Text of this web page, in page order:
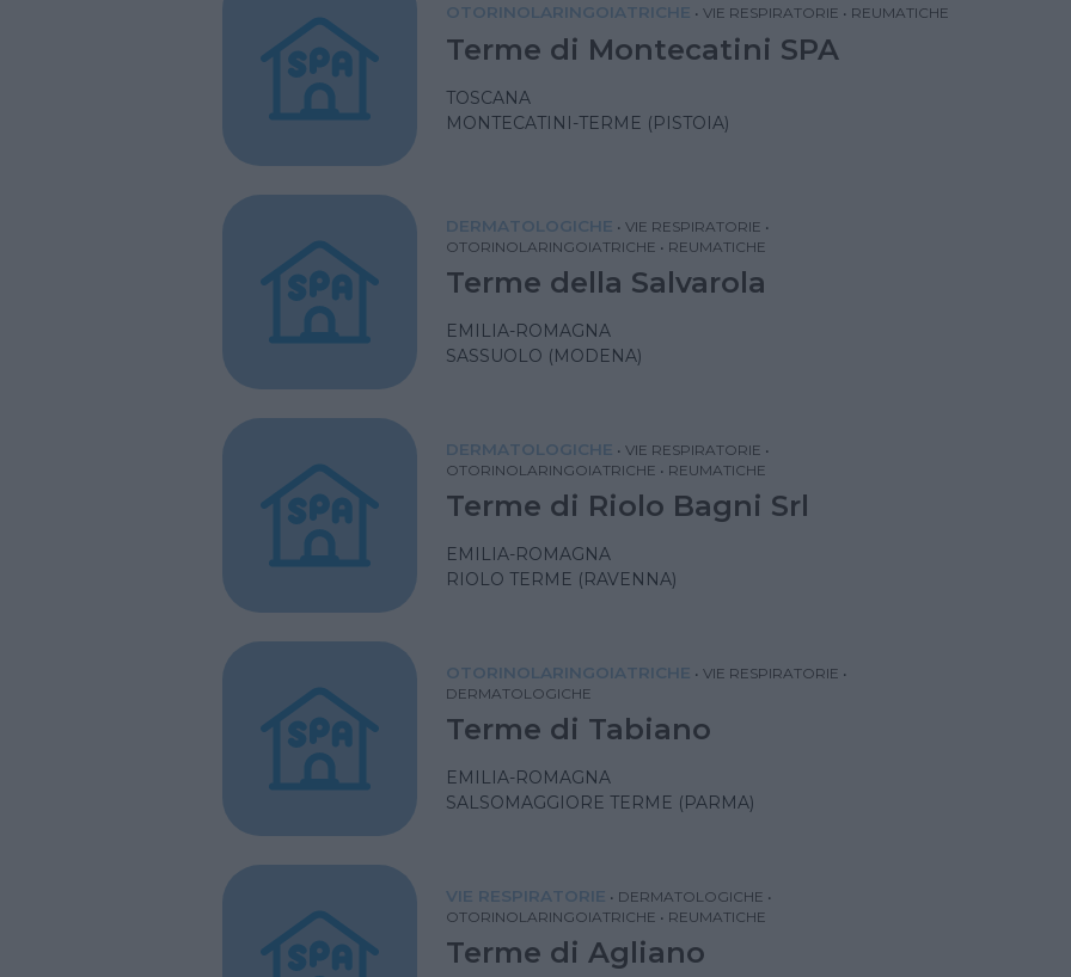
OTORINOLARINGOIATRICHE • VIE RESPIRATORIE • REUMATICHE
Terme di Montecatini SPA
TOSCANA
MONTECATINI-TERME (PISTOIA)
DERMATOLOGICHE • VIE RESPIRATORIE •
OTORINOLARINGOIATRICHE • REUMATICHE
Terme della Salvarola
EMILIA-ROMAGNA
SASSUOLO (MODENA)
DERMATOLOGICHE • VIE RESPIRATORIE •
OTORINOLARINGOIATRICHE • REUMATICHE
Terme di Riolo Bagni Srl
EMILIA-ROMAGNA
RIOLO TERME (RAVENNA)
OTORINOLARINGOIATRICHE • VIE RESPIRATORIE •
DERMATOLOGICHE
Terme di Tabiano
EMILIA-ROMAGNA
SALSOMAGGIORE TERME (PARMA)
VIE RESPIRATORIE • DERMATOLOGICHE •
OTORINOLARINGOIATRICHE • REUMATICHE
Terme di Agliano